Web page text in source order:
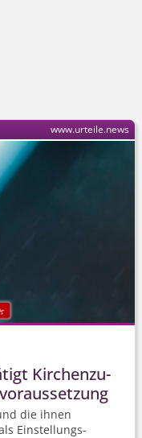
Kirchenzu­
die ihnen
Einstellungs­
www.urteile.news